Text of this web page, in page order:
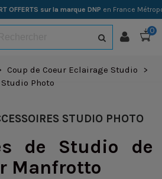
OFFERTS sur la marque DNP en France
0
Coup de Coeur Eclairage Studio
>
Photo
STUDIO PHOTO
de Studio de
Manfrotto